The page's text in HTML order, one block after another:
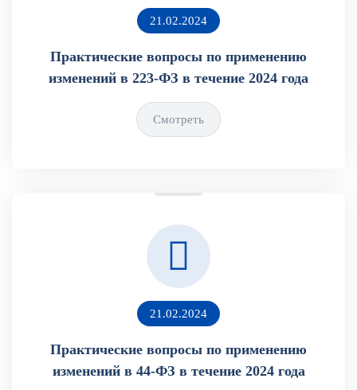
21.02.2024
Практические вопросы по применению
изменений в 223-ФЗ в течение 2024 года
Смотреть
21.02.2024
Практические вопросы по применению
изменений в 44-ФЗ в течение 2024 года